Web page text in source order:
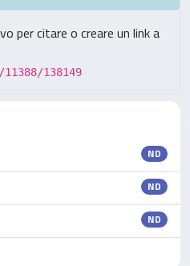
per citare o creare un link a
138149
ND
ND
ND